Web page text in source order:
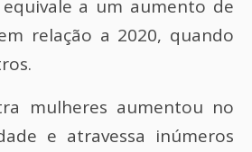
a um aumento de
relação a 2020, quando
mulheres aumentou no
e atravessa inúmeros